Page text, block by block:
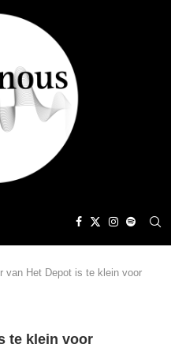
van Het Depot is te klein voor
te klein voor